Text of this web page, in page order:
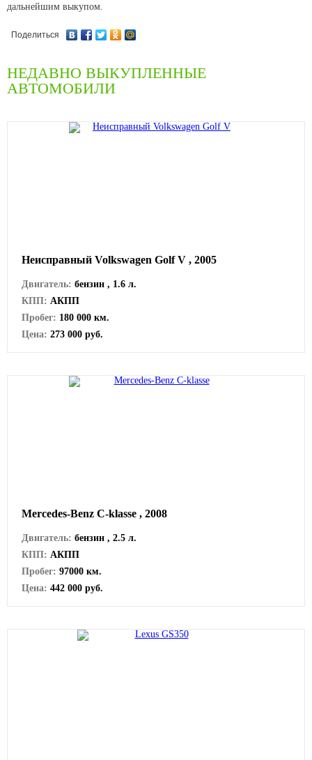
дальнейшим выкупом.
Поделиться
НЕДАВНО ВЫКУПЛЕННЫЕ
АВТОМОБИЛИ
Неисправный Volkswagen Golf V , 2005
Двигатель: бензин , 1.6 л.
КПП: АКПП
Пробег: 180 000 км.
Цена: 273 000 руб.
Mercedes-Benz C-klasse , 2008
Двигатель: бензин , 2.5 л.
КПП: АКПП
Пробег: 97000 км.
Цена: 442 000 руб.